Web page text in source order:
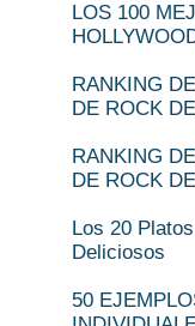
LOS 100
RANKING
DE ROCK
RANKING
DE ROCK
Los 20
Deliciosos
50